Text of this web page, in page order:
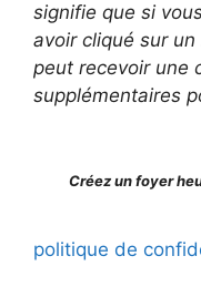
signifie que si
avoir cliqué sur
peut recevoir une
supplémentaires
Créez un foyer
politique de